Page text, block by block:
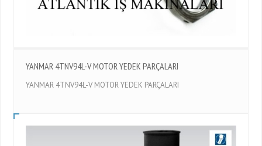
YANMAR 4TNV94L-V MOTOR YEDEK PARÇALARI
YANMAR 4TNV94L-V MOTOR YEDEK PARÇALARI